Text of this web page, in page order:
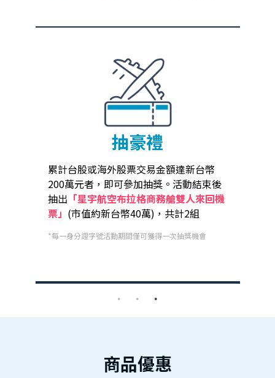
抽豪禮
累計台股或海外股票交易金額達新台幣
200萬元者，即可參加抽獎。活動結束後
抽出 「星宇航空布拉格商務艙雙人來回機
票」 (市值約新台幣40萬)，共計2組
*每一身分證字號活動期間僅可獲得一次抽獎機會
商品優惠